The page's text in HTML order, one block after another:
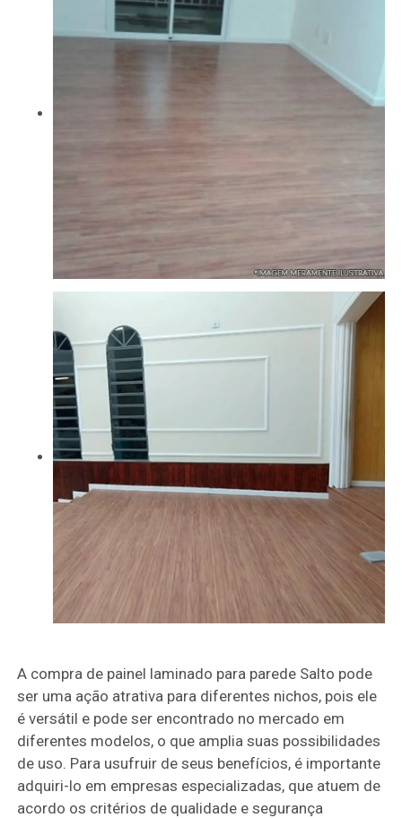
A compra de painel laminado para parede Salto pode
ser uma ação atrativa para diferentes nichos, pois ele
é versátil e pode ser encontrado no mercado em
diferentes modelos, o que amplia suas possibilidades
de uso. Para usufruir de seus benefícios, é importante
adquiri-lo em empresas especializadas, que atuem de
acordo os critérios de qualidade e segurança